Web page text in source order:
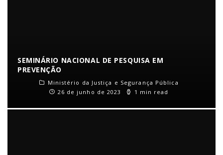
SEMINÁRIO NACIONAL DE PESQUISA EM
PREVENÇÃO
Ministério da Justiça e Segurança Pública
26 de junho de 2023
1 min read